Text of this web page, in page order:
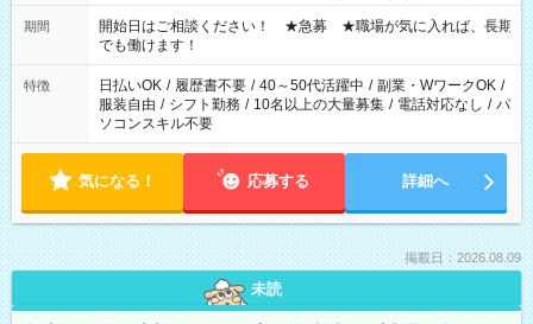
の場合、他のお仕事と合わせ週40時間超の就業はご案内できま
せん ※法令に基づき、週20時間以上勤務は社会保険への加入対
象となります ※労働者派遣法（日雇い派遣の原則禁止）によ
り、短時間・短期間の就業はご案内が難しい場合があります
期間
開始日はご相談ください！ ★急募 ★職場が気に入れば、長期
でも働けます！
特徴 日払いOK / 履歴書不要 / 40～50代活躍中 / 副業・WワークOK /
服装自由 / シフト勤務 / 10名以上の大量募集 / 電話対応なし / パ
ソコンスキル不要
気になる！ 応募する 詳細へ
掲載日：2026.08.09
未読